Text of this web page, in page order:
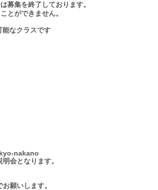
募集を終了しております。
とができません。
能なクラスです
nakano
会となります。
願いします。